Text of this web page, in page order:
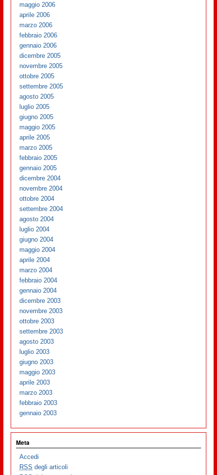
maggio 2006
aprile 2006
marzo 2006
febbraio 2006
gennaio 2006
dicembre 2005
novembre 2005
ottobre 2005
settembre 2005
agosto 2005
luglio 2005
giugno 2005
maggio 2005
aprile 2005
marzo 2005
febbraio 2005
gennaio 2005
dicembre 2004
novembre 2004
ottobre 2004
settembre 2004
agosto 2004
luglio 2004
giugno 2004
maggio 2004
aprile 2004
marzo 2004
febbraio 2004
gennaio 2004
dicembre 2003
novembre 2003
ottobre 2003
settembre 2003
agosto 2003
luglio 2003
giugno 2003
maggio 2003
aprile 2003
marzo 2003
febbraio 2003
gennaio 2003
Meta
Accedi
RSS degli articoli